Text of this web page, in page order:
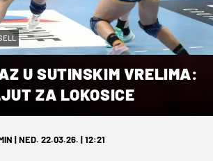
U SUTINSKIM VRELIMA:
ZA LOKOSICE
| NED. 22.03.26. | 12:21